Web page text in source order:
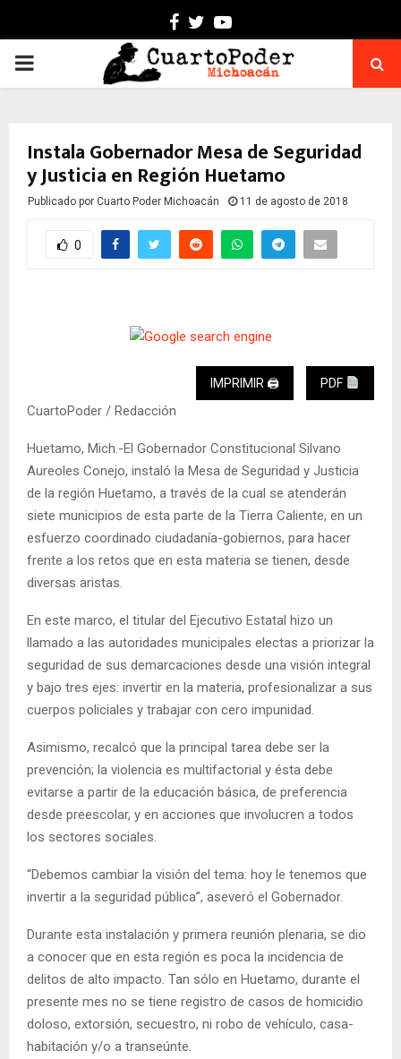
Facebook
TwitterYoutube
PRIMARY
Instala Gobernador Mesa de Seguridad
y Justicia en Región Huetamo
Publicado por Cuarto Poder Michoacán 11 de agosto de 2018
0
IMPRIMIR 🖨 PDF
CuartoPoder / Redacción
Huetamo, Mich.-El Gobernador Constitucional Silvano
Aureoles Conejo, instaló la Mesa de Seguridad y Justicia
de la región Huetamo, a través de la cual se atenderán
siete municipios de esta parte de la Tierra Caliente, en un
esfuerzo coordinado ciudadanía-gobiernos, para hacer
frente a los retos que en esta materia se tienen, desde
diversas aristas.
En este marco, el titular del Ejecutivo Estatal hizo un
llamado a las autoridades municipales electas a priorizar la
seguridad de sus demarcaciones desde una visión integral
y bajo tres ejes: invertir en la materia, profesionalizar a sus
cuerpos policiales y trabajar con cero impunidad.
Asimismo, recalcó que la principal tarea debe ser la
prevención; la violencia es multifactorial y ésta debe
evitarse a partir de la educación básica, de preferencia
desde preescolar, y en acciones que involucren a todos
los sectores sociales.
“Debemos cambiar la visión del tema: hoy le tenemos que
invertir a la seguridad pública”, aseveró el Gobernador.
Durante esta instalación y primera reunión plenaria, se dio
a conocer que en esta región es poca la incidencia de
delitos de alto impacto. Tan sólo en Huetamo, durante el
presente mes no se tiene registro de casos de homicidio
doloso, extorsión, secuestro, ni robo de vehículo, casa-
habitación y/o a transeúnte.